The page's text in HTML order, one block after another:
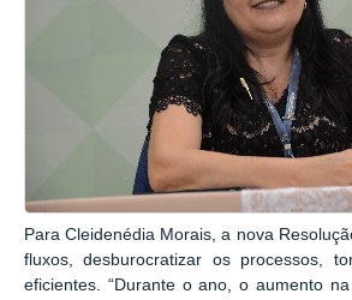
Para Cleidenédia Morais, a nova
fluxos, desburocratizar os processos,
eficientes. “Durante o ano, o aumento